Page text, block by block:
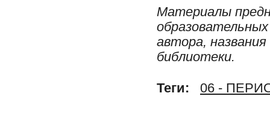
Материалы
автора,
библиотеки.
Теги: 06 -